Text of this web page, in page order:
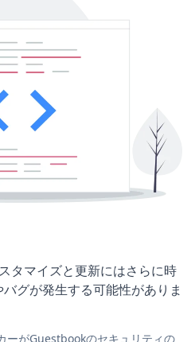
タマイズと更新にはさらに時
グが発生する可能性がありま
ーがGuestbookのセキュリティの